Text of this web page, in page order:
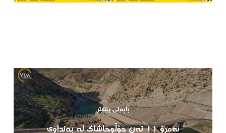
بابەتی پێشتر
ئەمڕۆ ١١ تەن خۆڵوخاشاک لە بەنداوی